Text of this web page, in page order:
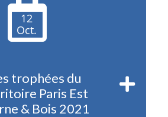
12
Oct.
trophées du
Paris Est
& Bois 2021